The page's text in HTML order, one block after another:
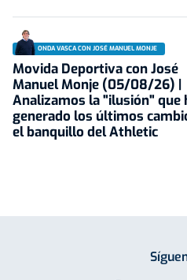
ONDA VASCA CON JOSÉ MANUEL MONJE
Movida Deportiva con José
Manuel Monje (05/08/26) |
Analizamos la "ilusión" que
generado los últimos
el banquillo del Athletic